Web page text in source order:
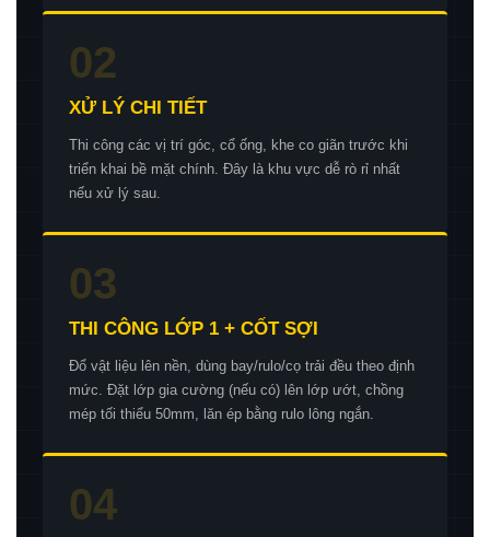
02
XỬ LÝ CHI TIẾT
Thi công các vị trí góc, cổ ống, khe co giãn trước khi
triển khai bề mặt chính. Đây là khu vực dễ rò rỉ nhất
nếu xử lý sau.
03
THI CÔNG LỚP 1 + CỐT SỢI
Đổ vật liệu lên nền, dùng bay/rulo/cọ trải đều theo định
mức. Đặt lớp gia cường (nếu có) lên lớp ướt, chồng
mép tối thiểu 50mm, lăn ép bằng rulo lông ngắn.
04